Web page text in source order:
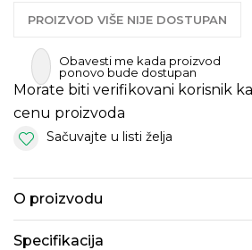
PROIZVOD VIŠE NIJE DOSTUPAN
Obavesti me kada proizvod
ponovo bude dostupan
Morate biti verifikovani korisnik
cenu proizvoda
Sačuvajte u listi želja
O proizvodu
Specifikacija